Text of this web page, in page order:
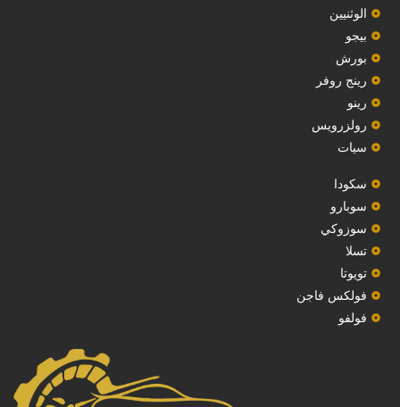
‏الوثنيين‏
بيجو
بورش
رينج روفر
رينو
رولزرويس
سيات
سكودا
‏سوبارو‏
سوزوكي
تسلا
تويوتا
فولكس فاجن
فولفو